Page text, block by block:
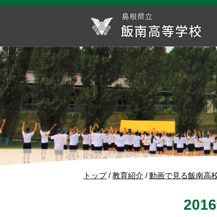
このページの本文へ
現
トップ/教育紹介 /動画で見る飯南高